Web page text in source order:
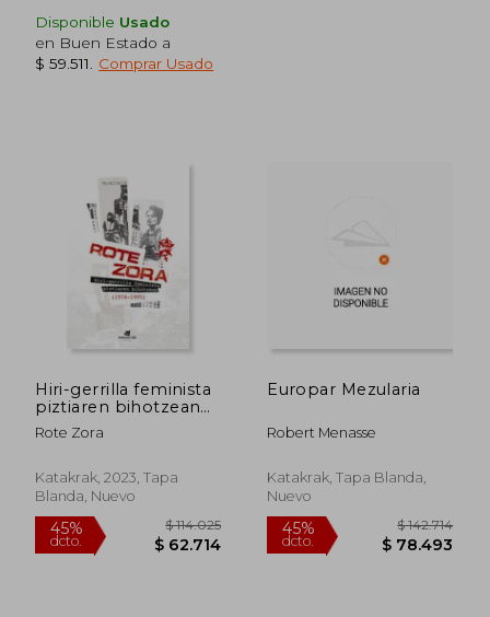
dcto.
Disponible Usado
en Buen Estado a
$ 59.511
Comprar Usado
Hiri-gerrilla feminista
piztiaren bihotzean
(1974-1995) (en
Euskera)
Rote Zora
Katakrak, 2023, Tapa
Blanda, Nuevo
Europar Mezularia
Robert Menasse
Katakrak, Tapa Blanda,
Nuevo